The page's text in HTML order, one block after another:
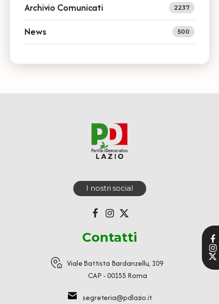
Archivio Comunicati 2237
News 500
I nostri social
Contatti
Viale Battista Bardanzellu, 109
CAP - 00155 Roma
segreteria@pdlazio.it